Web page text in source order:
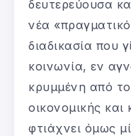
δευτερεύουσα
νέα
διαδικασία που
κοινωνία, εν
κρυμμένη από
οικονομικής
φτιάχνει όμως